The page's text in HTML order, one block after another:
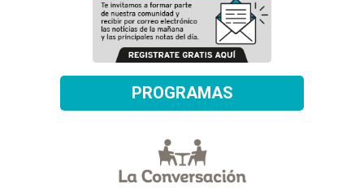
PROGRAMAS